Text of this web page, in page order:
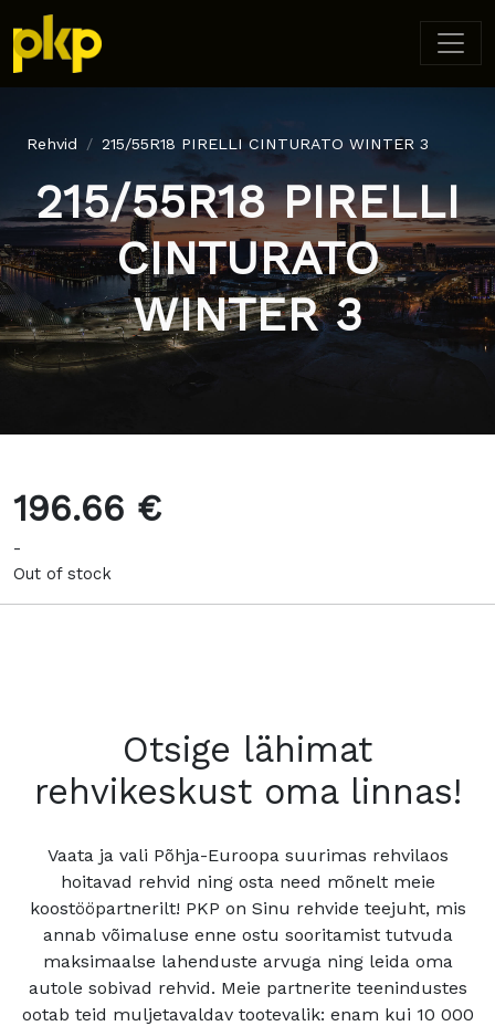
Rehvid 215/55R18 PIRELLI CINTURATO WINTER 3
215/55R18 PIRELLI
CINTURATO
WINTER 3
196.66 €
-
Out of stock
Otsige lähimat
rehvikeskust oma linnas!
Vaata ja vali Põhja-Euroopa suurimas rehvilaos
hoitavad rehvid ning osta need mõnelt meie
koostööpartnerilt! PKP on Sinu rehvide teejuht, mis
annab võimaluse enne ostu sooritamist tutvuda
maksimaalse lahenduste arvuga ning leida oma
autole sobivad rehvid. Meie partnerite teenindustes
ootab teid muljetavaldav tootevalik: enam kui 10 000